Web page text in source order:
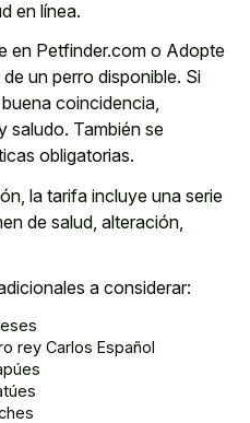
en línea.
en Petfinder.com o Adopte
un perro disponible. Si
coincidencia,
saludo. También se
obligatorias.
la tarifa incluye una serie
de salud, alteración,
a considerar:
rey Carlos Español